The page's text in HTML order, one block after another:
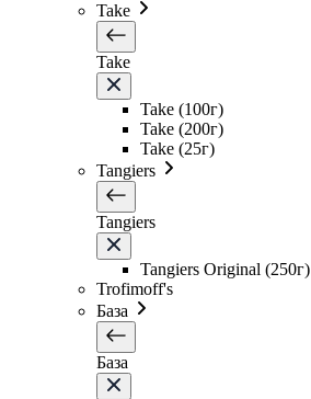
Take
Take
Take (100г)
Take (200г)
Take (25г)
Tangiers
Tangiers
Tangiers Original (250г)
Trofimoff's
База
База